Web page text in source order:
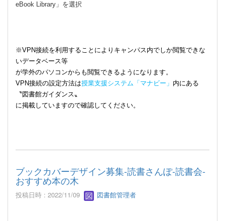
eBook Library」を選択
※VPN接続を利用することによりキャンパス内でしか閲覧できな
いデータベース等
が学外のパソコンからも閲覧できるようになります。
VPN接続の設定方法は授業支援システム「マナビー」 内にある
〝図書館ガイダンス〟
に掲載していますので確認してください。
ブックカバーデザイン募集-読書さんぽ-読書会-
おすすめ本の木
投稿日時 : 2022/11/09 図書館管理者